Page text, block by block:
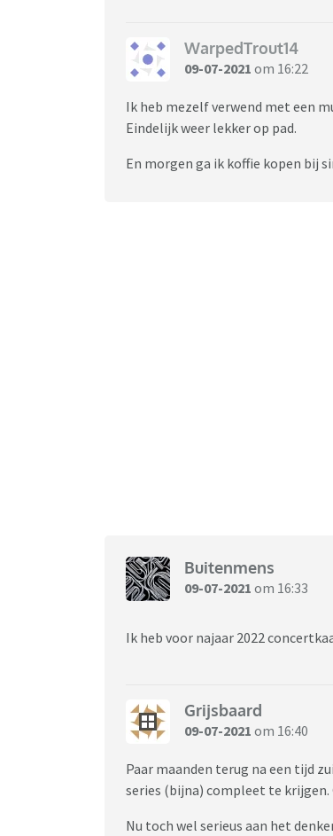
WarpedTrout14
09-07-2021 om 16:22
Ik heb mezelf verwend met een
Eindelijk weer lekker op pad.
En morgen ga ik koffie kopen bij
Buitenmens
09-07-2021 om 16:33
Ik heb voor najaar 2022
Grijsbaard
09-07-2021 om 16:40
Paar maanden terug na een tijd
series (bijna) compleet te
Nu toch wel serieus aan het